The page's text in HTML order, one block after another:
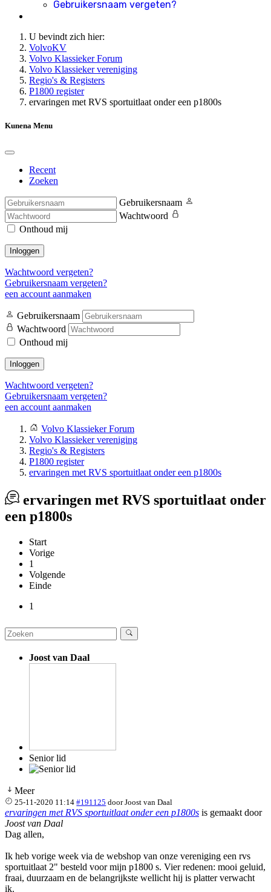
Gebruikersnaam vergeten?
U bevindt zich hier:
VolvoKV
Volvo Klassieker Forum
Volvo Klassieker vereniging
Regio's & Registers
P1800 register
ervaringen met RVS sportuitlaat onder een p1800s
Kunena Menu
Recent
Zoeken
Gebruikersnaam
Wachtwoord
Onthoud mij
Inloggen
Wachtwoord vergeten?
Gebruikersnaam vergeten?
een account aanmaken
Gebruikersnaam
Wachtwoord
Onthoud mij
Inloggen
Wachtwoord vergeten?
Gebruikersnaam vergeten?
een account aanmaken
Volvo Klassieker Forum
Volvo Klassieker vereniging
Regio's & Registers
P1800 register
ervaringen met RVS sportuitlaat onder een p1800s
ervaringen met RVS sportuitlaat onder
een p1800s
Start
Vorige
1
Volgende
Einde
1
Joost van Daal
Senior lid
Meer
25-11-2020 11:14 #191125 doorJoost van Daal
ervaringen met RVS sportuitlaat onder een p1800s is gemaakt door
Joost van Daal
Dag allen,
Ik heb vorige week via de webshop van onze vereniging een rvs
sportuitlaat 2" besteld voor mijn p1800 s. Vier redenen: mooi geluid,
fraai, duurzaam en de belangrijkste wellicht hij is platter verwacht
ik.